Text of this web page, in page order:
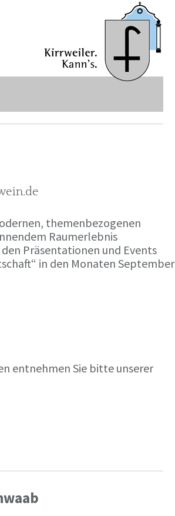
themenbezogenen
Raumerlebnis
Präsentationen und Events
in den Monaten September
entnehmen Sie bitte unserer